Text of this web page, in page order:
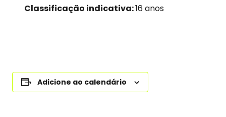
Classificação indicativa:16 anos
Adicione ao calendário